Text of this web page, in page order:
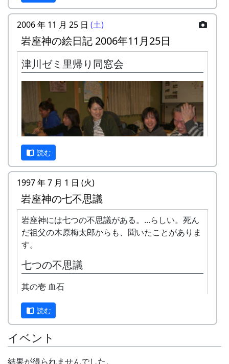
残念ながら、公共交通機関で岩座神に来るのは、
とっても大変です。最寄りの鉄道の駅 ( JR 西脇市
で1時間強かかります。
カーナビを使って車でおいで下さい。カーナビ
は、高価な車載型でなく、 スマートフォンの無料
アプリで十分です。以下の住所またはキーワード
で目的地を設定したら、間違いなく、岩座神まで
案内してくれます。
住所 : 兵庫県 多可郡多可町 加美区岩座神
キーワード : 岩座神、岩座神公会堂、クライ
ンガルテン岩座神、等々
注意点
冬季、降雪時には、冬用タイヤまたはチェーンが
必要になることがあります。かならず ライブカメ
ラ で、岩座神の様子をご確認ください。
カーナビが北ルート（峠越えの道）を提案する場
な南ルートを選んで下さい。
南ルートと北ルート
2006 年 11 月 25 日 (土)
岩座神の絵日記 2006年11月25日
津川ゼミ里帰り同窓会
神戸大学農学部の津川先生の研究室にいた学生さ
んたちが岩座神に帰ってきた。
女四人、男二人、全員同期だそうだ。二三年前に
卒業したのかな。今は、大阪、京都、淡路、三
重、遠くは東京に散らばって、それぞれに活躍し
ている。
研究室にいた時に、津川先生と一緒によく岩座神
に来ていた人たちが、わざわざ岩座神に里帰りし
て同窓会を開いてくれた訳だ。イラストの「岩座
神マップ」を画いてくれたのも、この中のメンバ
読む
1997 年 7 月 1 日 (火)
岩座神の七不思議
岩座神には七つの不思議がある。...らしい。死ん
だ祖父の木原梅太郎からも、聞いたことがありま
す。
七つの不思議
其の壱 血石
読む
イベント
結果が得られませんでした。